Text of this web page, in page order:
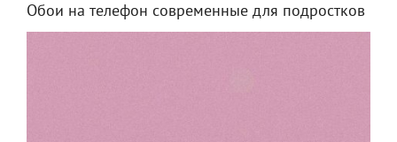
Обои на телефон современные для подростков